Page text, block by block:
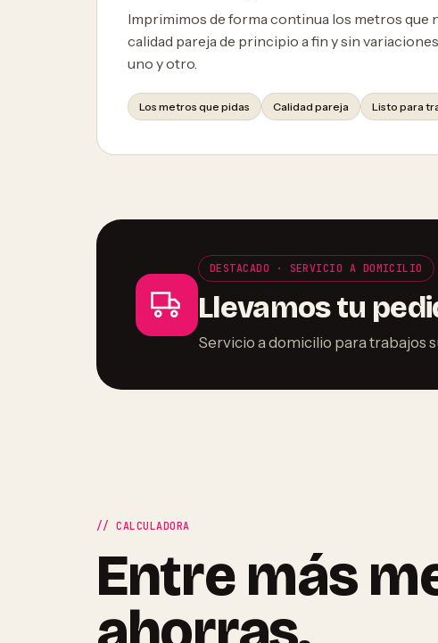
Imprimimos de forma continua los metros que
calidad pareja de principio a fin y sin
uno y otro.
Los metros que pidas Calidad pareja Listo para
DESTACADO · SERVICIO A DOMICILIO
Llevamos tu
Servicio a domicilio para trabajos
// CALCULADORA
Entre más